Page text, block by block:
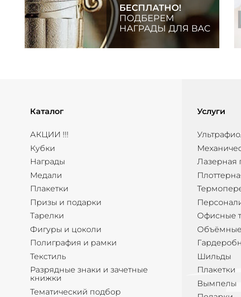
БЕСПЛАТНО!
ПОДБЕРЕМ
НАГРАДЫ ДЛЯ ВАС
Каталог
АКЦИИ !!!
Кубки
Награды
Медали
Плакетки
Призы и подарки
Тарелки
Фигуры и цоколи
Полиграфия и рамки
Текстиль
Разрядные знаки и зачетные
книжки
Тематический подбор
Услуги
Лазерная
Офисные
Объёмные
Шильды
Плакетки
Вымпелы